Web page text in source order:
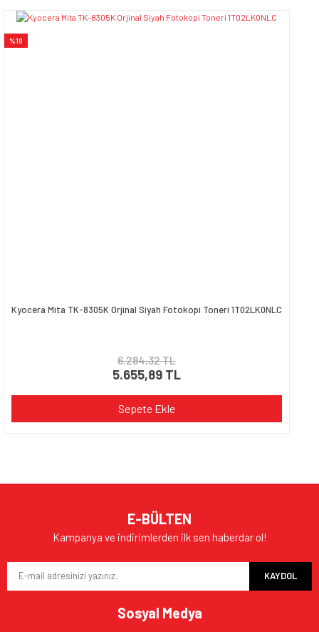
%10
Kyocera Mita TK-8305K Orjinal Siyah Fotokopi Toneri 1T02LK0NLC
6.284,32 TL
5.655,89 TL
Sepete Ekle
E-BÜLTEN
Kampanya ve indirimlerden ilk sen haberdar ol!
KAYDOL
Sosyal Medya